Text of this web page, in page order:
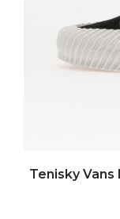
Tenisky